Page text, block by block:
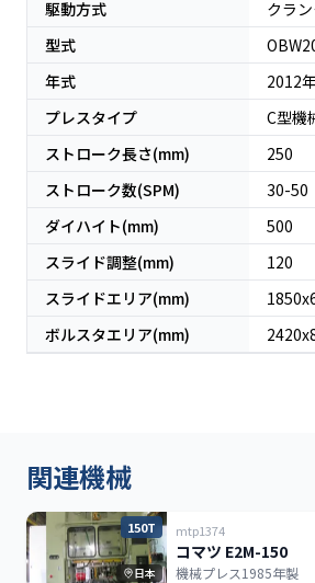
駆動方式
クラ
型式
年式
2012
プレスタイプ
C型機
ストローク長さ(mm)
250
ストローク数(SPM)
30-50
ダイハイト(mm)
500
スライド調整(mm)
120
スライドエリア(mm)
ボルスタエリア(mm)
関連機械
150T
日本
mtp1374
コマツ E2M-150
機械プレス1985年製